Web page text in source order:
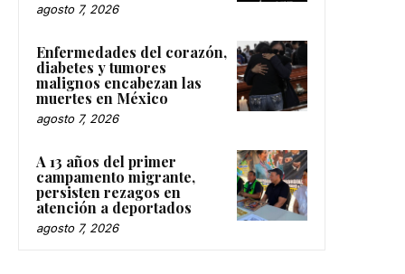
agosto 7, 2026
Enfermedades del corazón,
diabetes y tumores
malignos encabezan las
muertes en México
agosto 7, 2026
A 13 años del primer
campamento migrante,
persisten rezagos en
atención a deportados
agosto 7, 2026